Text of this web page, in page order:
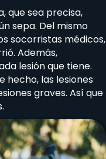
que sea precisa,
sepa. Del mismo
socorristas médicos,
Además,
lesión que tiene.
hecho, las lesiones
graves. Así que